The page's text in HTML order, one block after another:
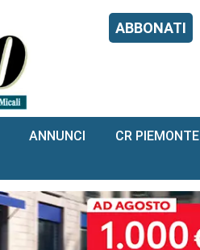
ABBONATI
ANNUNCI CR PIEMONTE